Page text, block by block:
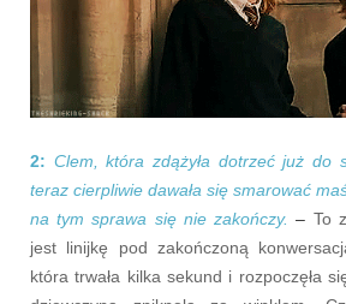
2: Clem, która zdążyła dotrzeć już do
teraz cierpliwie dawała się smarować
na tym sprawa się nie zakończy.– To
jest linijkę pod zakończoną
która trwała kilka sekund i rozpoczęła